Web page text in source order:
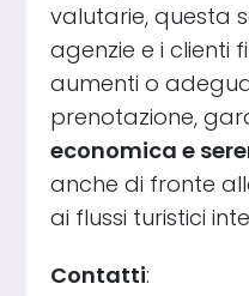
valutarie, questa
agenzie e i clienti
aumenti o
prenotazione,
economica e
anche di fronte
ai flussi turistici
Contatti: